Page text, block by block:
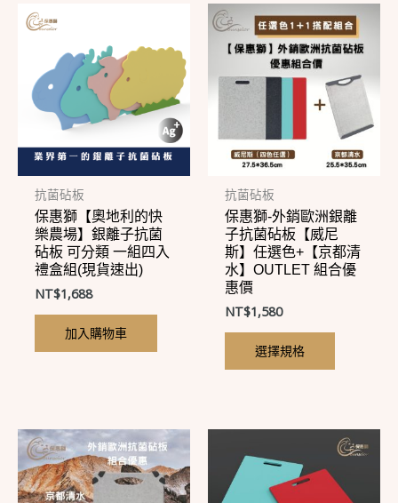
抗菌砧板
保惠獅【奧地利的快
樂農場】銀離子抗菌
砧板 可分類 一組四入
禮盒組(現貨速出)
NT$1,688
加入購物車
抗菌砧板
保惠獅-外銷歐洲銀離
子抗菌砧板【威尼
斯】任選色+【京都清
水】OUTLET 組合優
惠價
NT$1,580
選擇規格
此
產
有
多
種
款
可
在
產
選
選
項
此
產
此
品